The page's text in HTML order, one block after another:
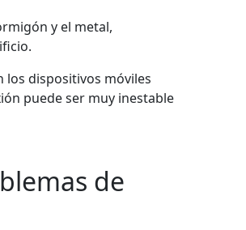
y el metal,
los dispositivos móviles
puede ser muy inestable
de